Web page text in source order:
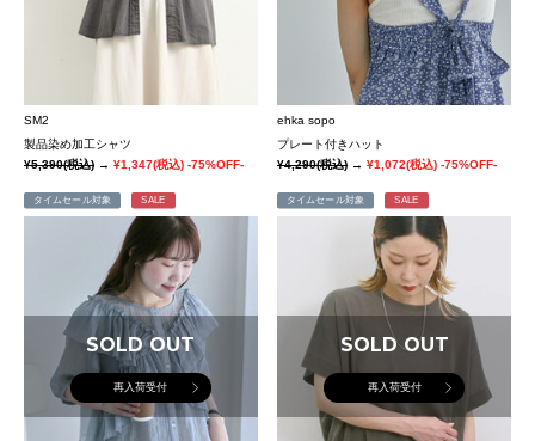
SM2
製品染め加工シャツ
¥5,390(税込) → ¥1,347(税込) -75%OFF-
ehka sopo
プレート付きハット
¥4,290(税込)→¥1,072(税込) -75%OFF-
タイムセール対象 SALE
SOLD OUT
再入荷受付
タイムセール対象 SALE
SOLD OUT
再入荷受付